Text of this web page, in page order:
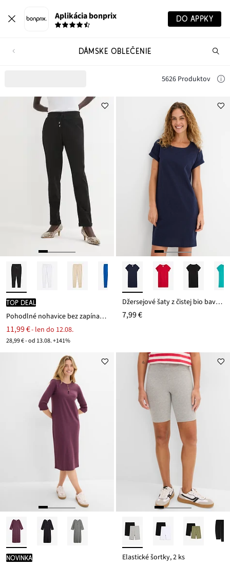
Aplikácia bonprix DO APPKY
DÁMSKE OBLEČENIE
5626 Produktov
TOP DEAL
Pohodlné nohavice bez zapínania Punto di Roma
11,99 €- len do 12.08.
28,99 € - od 13.08. +141%
Džersejové šaty z čistej bio bavlny
7,99 €
novinka Elastické šortky, 2 ks